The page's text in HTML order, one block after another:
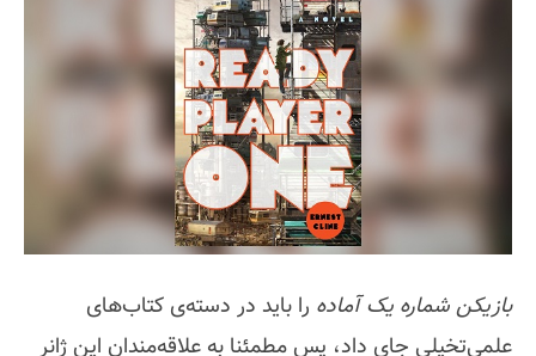
بازیکن شماره یک آماده را باید در دسته‌ی کتاب‌های
علمی‌تخیلی جای داد، پس مطمئنا به علاقه‌مندان این ژانر